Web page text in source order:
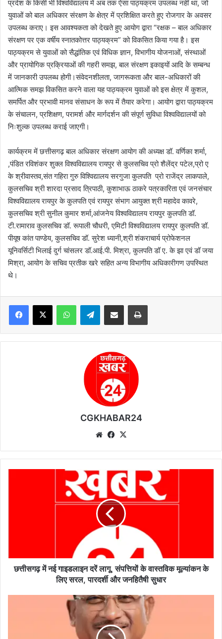
प्रदेश के किसी भी विश्वविद्यालय में अब तक ऐसा पाठ्यक्रम उपलब्ध नहीं था, जो
युवाओं को बाल अधिकार संरक्षण के क्षेत्र में प्रशिक्षित करते हुए रोजगार के अवसर
उपलब्ध कराए। इस आवश्यकता को देखते हुए आयोग द्वारा “रक्षक – बाल अधिकार
संरक्षण पर एक वर्षीय स्नातकोत्तर पाठ्यक्रम” को विकसित किया गया है। इस
पाठ्यक्रम से युवाओं को सैद्धांतिक एवं विधिक ज्ञान, विभागीय योजनाओं, संस्थाओं
और प्रायोगिक प्रक्रियाओं की गहरी समझ, बाल संरक्षण इकाइयों आदि के सम्बन्ध
में जानकारी उपलब्ध होगी।संवेदनशीलता, जागरूकता और बाल-अधिकारों की
आत्मिक समझ विकसित करने वाला यह पाठ्यक्रम युवाओं को इस क्षेत्र में कुशल,
समर्पित और प्रभावी मानव संसाधन के रूप में तैयार करेगा। आयोग द्वारा पाठ्यक्रम
के संचालन, प्रशिक्षण, परामर्श और मार्गदर्शन की संपूर्ण सुविधा विश्वविद्यालयों को
निःशुल्क उपलब्ध कराई जाएगी।
कार्यक्रम में छत्तीसगढ़ बाल अधिकार संरक्षण आयोग की अध्यक्ष डॉ. वर्णिका शर्मा,
,पंडित रविशंकर शुक्ल विश्वविद्यालय रायपुर से कुलसचिव प्रो शैलेंद्र पटेल,प्रो ए
के श्रीवास्तव,संत गहिरा गुरु विश्विद्यालय सरगुजा कुलपति प्रो राजेंद्र लाकपाले,
कुलसचिव श्री शारदा प्रसाद त्रिपाठी, कुशाभाऊ ठाकरे पत्रकारिता एवं जनसंचार
विश्वविद्यालय रायपुर के कुलपति एवं रायपुर संभाग आयुक्त श्री महादेव कावरे,
कुलसचिव श्री सुनील कुमार शर्मा,आंजनेय विश्वविद्यालय रायपुर कुलपति डॉ.
टी.रामाराव कुलसचिव डॉ. रूपाली चौधरी, एमिटी विश्वविद्यालय रायपुर कुलपति डॉ.
पीयूष कांत पाण्डेय, कुलसचिव डॉ. सुरेश ध्यानी,श्री शंकराचार्य प्रोफेशनल
यूनिवर्सिटी भिलाई दुर्ग चांसलर डॉ.आई.पी. मिश्रा, कुलपति डॉ ए. के झा एवं डॉ जया
मिश्रा, आयोग के सचिव प्रतीक खरे सहित अन्य विभागीय अधिकारीगण उपस्थित
थे।
Telegram
CGKHABAR24
We
te
Fa
bo
ok
गा
छत्तीसगढ़ में नई गाइडलाइन दरें लागू, संपत्तियों के वास्तविक मूल्यांकन के
लिए सरल, पारदर्शी और जनहितैषी सुधार